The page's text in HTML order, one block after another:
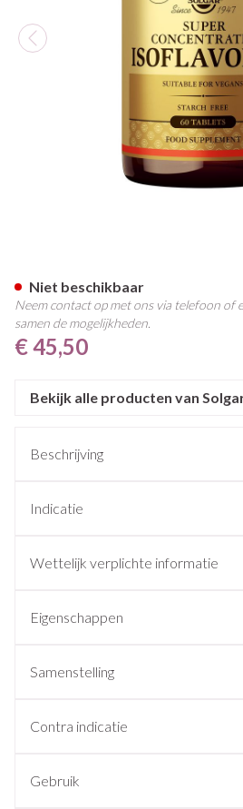
€ 45,50
Niet beschikbaar
Neem contact op met ons via telefoon of
samen de mogelijkheden.
Bekijk alle producten van
Beschrijving
Indicatie
Wettelijk verplichte informatie
Eigenschappen
Samenstelling
Contra indicatie
Gebruik